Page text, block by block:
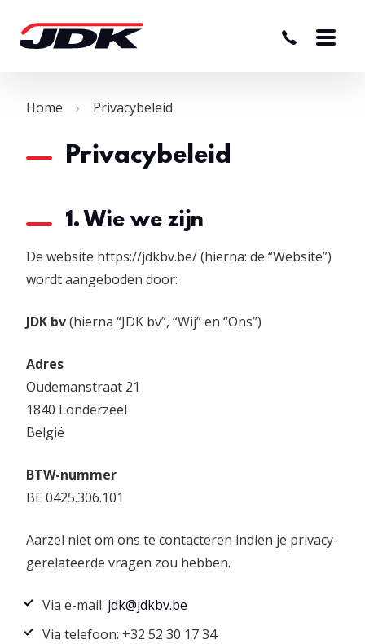
Home Privacybeleid
Privacybeleid
1. Wie we zijn
De website https://jdkbv.be/ (hierna: de “Website”)
wordt aangeboden door:
JDK bv(hierna “JDK bv”, “Wij” en “Ons”)
Adres
Oudemanstraat 21
1840 Londerzeel
België
BTW-nummer
BE 0425.306.101
Aarzel niet om ons te contacteren indien je privacy-
gerelateerde vragen zou hebben.
Via e-mail: jdk@jdkbv.be
Via telefoon: +32 52 30 17 34